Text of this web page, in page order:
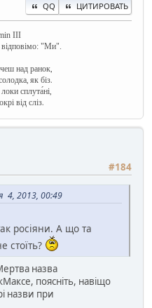
QQ ЦИТИРОВАТЬ
III
"Ми".
над ранок,
як біз.
сплута́ні,
від сліз.
#184
4, 2013, 00:49
росіяни. А що та
стоїть?
назва
поясніть, навіщо
назви при